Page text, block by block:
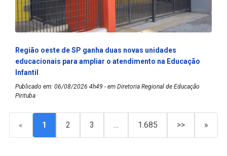
Região oeste de SP ganha duas novas unidades
educacionais para ampliar o atendimento na Educação
Infantil
Publicado em: 06/08/2026 4h49 - em Diretoria Regional de Educação
Pirituba
« 1 2 3 … 1.685 >> »